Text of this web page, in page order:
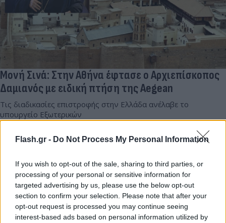
Flash.gr - Do Not Process My Personal Information
If you wish to opt-out of the sale, sharing to third parties, or
processing of your personal or sensitive information for
targeted advertising by us, please use the below opt-out
section to confirm your selection. Please note that after your
opt-out request is processed you may continue seeing
interest-based ads based on personal information utilized by
Μονή Σινά: Στην Αθήνα έφτασε ο Αρχιεπίσκοπος
Δαμιανός με ειδική πτήση της Aegean
Τις διαδικασίες επιστροφής στην Ελλάδα ανέλαβε το
υπουργείο Εξωτερικών
06.09.2025 10:17
Συντακτική
Ομάδα